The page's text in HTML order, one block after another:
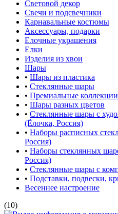
Световой декор
Свечи и подсвечники
Карнавальные костюмы
Аксессуары, подарки
Елочные украшения
Елки
Изделия из хвои
Шары
• Шары из пластика
• Стеклянные шары
• Премиальные
• Шары разных цветов
• Стеклянные шары с
(Ёлочка, Россия)
• Наборы расписных
Россия)
• Наборы стеклянных
Россия)
• Стеклянные шары с
• Подставки, подвески,
Весеннее настроение
(10)